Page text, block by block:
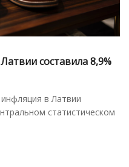
составила 8,9%
в Латвии
статистическом